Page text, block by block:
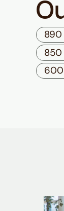
890
850
600